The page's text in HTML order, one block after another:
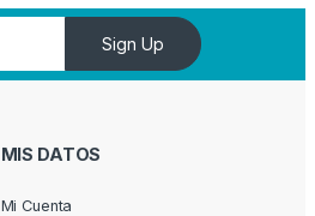
Sign Up
MIS DATOS
Mi Cuenta